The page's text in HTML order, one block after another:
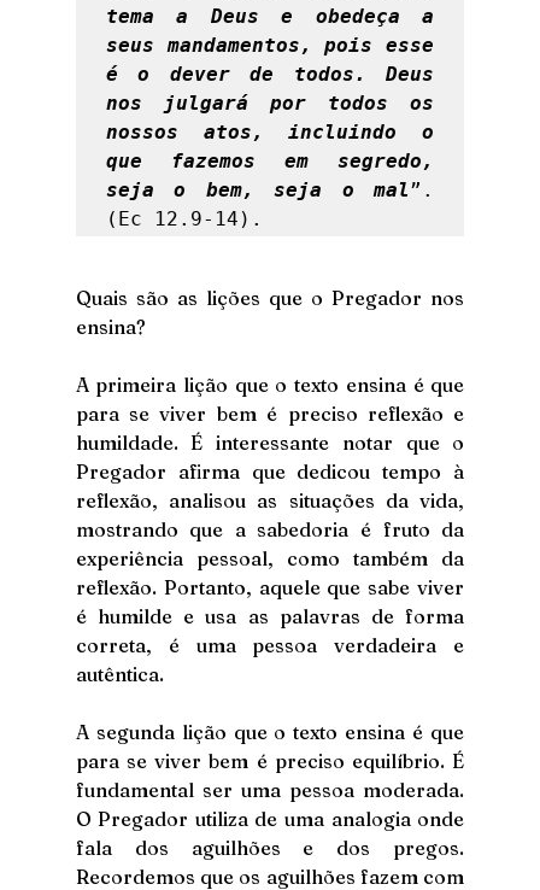
tema a Deus e obedeça a
seus mandamentos, pois esse
é o dever de todos. Deus
nos julgará por todos os
nossos atos, incluindo o
que fazemos em segredo,
seja o bem, seja o mal”.
(Ec 12.9-14).
Quais são as lições que o Pregador nos
ensina?
A primeira lição que o texto ensina é que
para se viver bem é preciso reflexão e
humildade. É interessante notar que o
Pregador afirma que dedicou tempo à
reflexão, analisou as situações da vida,
mostrando que a sabedoria é fruto da
experiência pessoal, como também da
reflexão. Portanto, aquele que sabe viver
é humilde e usa as palavras de forma
correta, é uma pessoa verdadeira e
autêntica.
A segunda lição que o texto ensina é que
para se viver bem é preciso equilíbrio. É
fundamental ser uma pessoa moderada.
O Pregador utiliza de uma analogia onde
fala dos aguilhões e dos pregos.
Recordemos que os aguilhões fazem com